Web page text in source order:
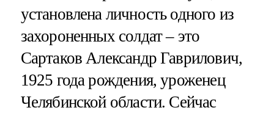
установлена личность одного из
захороненных солдат – это
Сартаков Александр Гаврилович,
1925 года рождения, уроженец
Челябинской области. Сейчас